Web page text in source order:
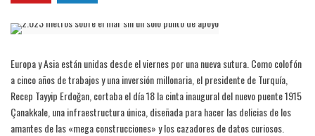
Europa y Asia están unidas desde el viernes por una nueva sutura. Como colofón
a cinco años de trabajos y una inversión millonaria, el presidente de Turquía,
Recep Tayyip Erdoğan, cortaba el día 18 la cinta inaugural del nuevo puente 1915
Çanakkale, una infraestructura única, diseñada para hacer las delicias de los
amantes de las «mega construcciones» y los cazadores de datos curiosos.